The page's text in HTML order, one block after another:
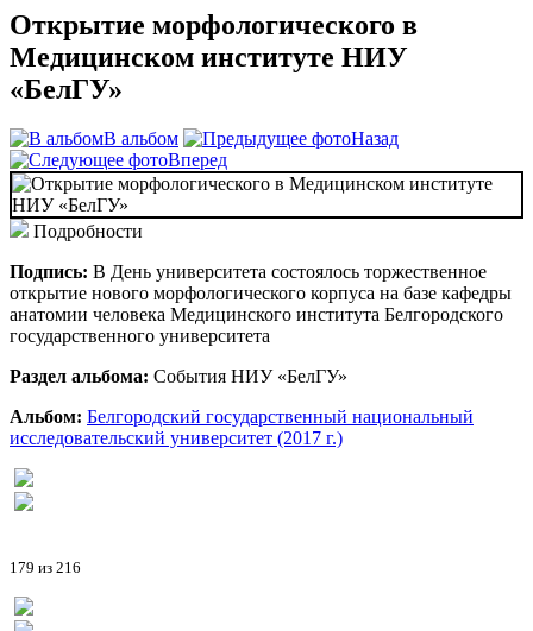
Открытие морфологического в
Медицинском институте НИУ
«БелГУ»
В альбом
Назад
Вперед
Подробности
Подпись: В День университета состоялось торжественное
открытие нового морфологического корпуса на базе кафедры
анатомии человека Медицинского института Белгородского
государственного университета
Раздел альбома: События НИУ «БелГУ»
Альбом: Белгородский государственный национальный
исследовательский университет (2017 г.)
179 из 216